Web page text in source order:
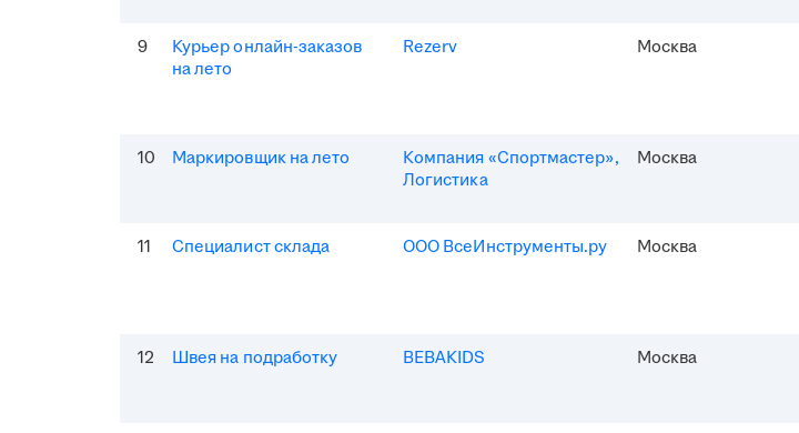
9
Курьер онлайн-заказов
на лето
Rezerv Москва
10 Маркировщик на лето
Компания «Спортмастер»,
Логистика
Москва
11 Специалист склада ООО ВсеИнструменты.ру Москва
12 Швея на подработку BEBAKIDS Москва